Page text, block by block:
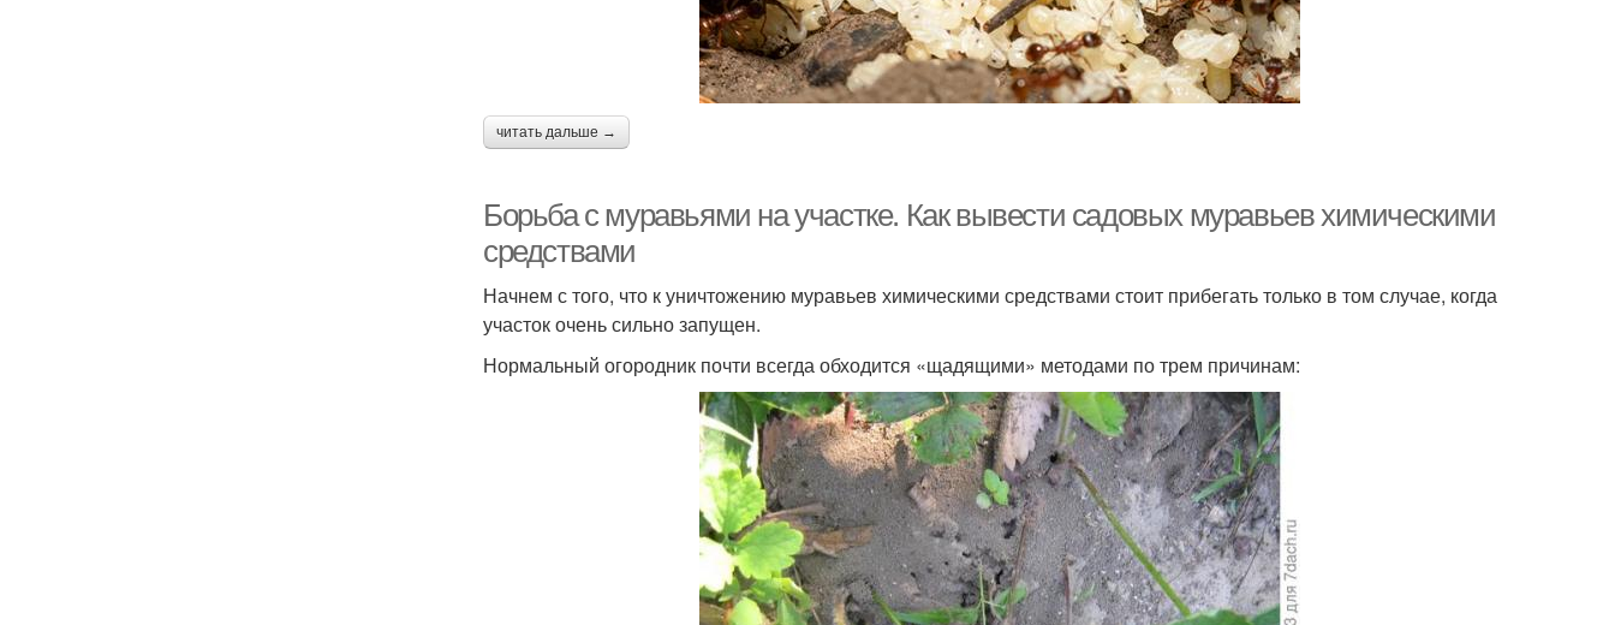
читать дальше →
Борьба с муравьями на участке. Как вывести садовых муравьев химическими
средствами
Начнем с того, что к уничтожению муравьев химическими средствами стоит прибегать только в том случае, когда
участок очень сильно запущен.
Нормальный огородник почти всегда обходится «щадящими» методами по трем причинам: